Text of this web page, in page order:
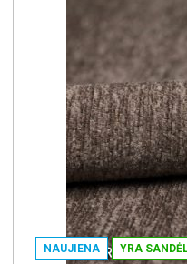
NAUJIENA YRA